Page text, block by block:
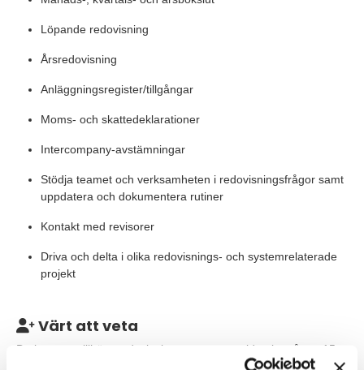
Löpande redovisning
Årsredovisning
Anläggningsregister/tillgångar
Moms- och skattedeklarationer
Intercompany-avstämningar
Stödja teamet och verksamheten i redovisningsfrågor samt
uppdatera och dokumentera rutiner
Kontakt med revisorer
Driva och delta i olika redovisnings- och systemrelaterade
projekt
Värt att veta
Du kommer tillhöra redovisningsteamet som idag består av 15
personer totalt, varav sex personer i Sverige och du kommer